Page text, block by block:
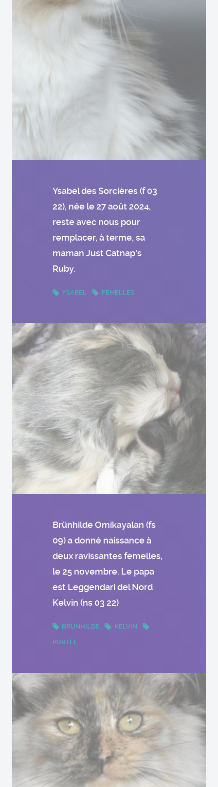
Ysabel des Sorcières (f 03
22), née le 27 août 2024,
reste avec nous pour
remplacer, à terme, sa
maman Just Catnap's
Ruby.
YSABEL FEMELLES
Brünhilde Omikayalan (fs
09) a donné naissance à
deux ravissantes femelles,
le 25 novembre. Le papa
est Leggendari del Nord
Kelvin (ns 03 22)
BRUNHILDE KELVIN
PORTÉE